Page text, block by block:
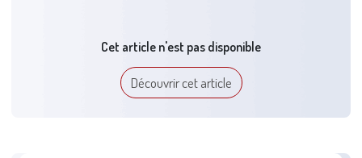
Cet article n'est pas disponible
Découvrir cet article